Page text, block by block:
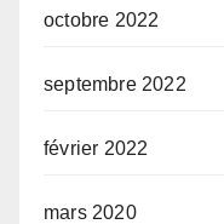
octobre 2022
septembre 2022
février 2022
mars 2020